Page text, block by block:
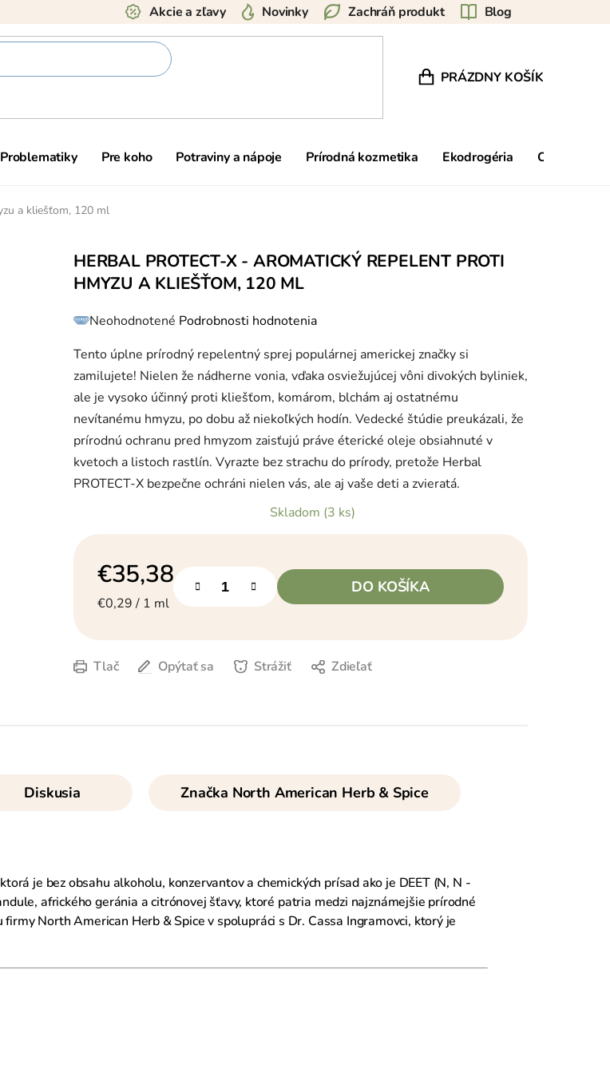
Blog
Zachráň produkt
Novinky
Akcie a zľavy
NÁKUPNÝ KOŠÍK
PRÁZDNY KOŠÍK
Problematiky Pre koho Potraviny a nápoje Prírodná kozmetika Ekodrogéria Ostatné
a kliešťom, 120 ml
HERBAL PROTECT-X - AROMATICKÝ REPELENT PROTI
HMYZU A KLIEŠŤOM, 120 ML
Priemerné
hodnotenie
0,0
z
5
hviezdičiek.
Neohodnotené Podrobnosti hodnotenia
Tento úplne prírodný repelentný sprej populárnej americkej značky si
zamilujete! Nielen že nádherne vonia, vďaka osviežujúcej vôni divokých byliniek,
ale je vysoko účinný proti kliešťom, komárom, blchám aj ostatnému
nevítanému hmyzu, po dobu až niekoľkých hodín. Vedecké štúdie preukázali, že
prírodnú ochranu pred hmyzom zaisťujú práve éterické oleje obsiahnuté v
kvetoch a listoch rastlín. Vyrazte bez strachu do prírody, pretože Herbal
PROTECT-X bezpečne ochráni nielen vás, ale aj vaše deti a zvieratá.
Skladom (3 ks)
€35,38
Jednotková cena:
€0,29 / 1 ml
DO KOŠÍKA
Tlač Opýtať sa Strážiť Zdieľať
Diskusia Značka North American Herb & Spice
je bez obsahu alkoholu, konzervantov a chemických prísad ako je DEET (N, N -
afrického geránia a citrónovej šťavy, ktoré patria medzi najznámejšie prírodné
North American Herb & Spice v spolupráci s Dr. Cassa Ingramovci, ktorý je